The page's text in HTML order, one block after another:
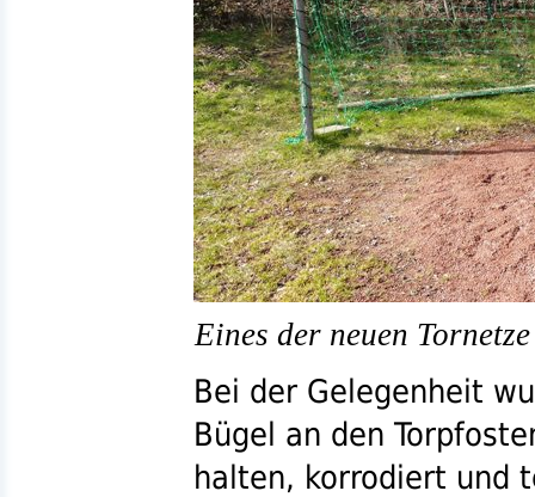
Eines der neuen
Bei der Gelegenheit
Bügel an den
halten, korrodiert und